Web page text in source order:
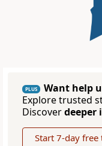
PLUS
Want help
Explore trusted
Discoverdeeper
Start 7-day free